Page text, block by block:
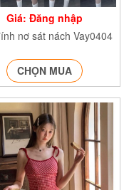
Giá: Đăng nhập
nơ sát nách Vay0404
CHỌN MUA